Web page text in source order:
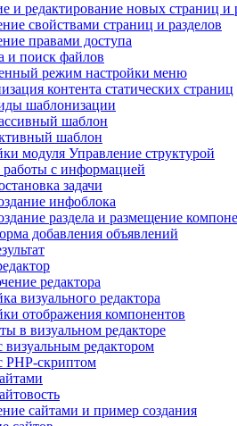
и редактирование новых страниц и
свойствами страниц и разделов
правами доступа
и поиск файлов
режим настройки меню
контента статических страниц
шаблонизации
шаблон
шаблон
модуля Управление структурой
с информацией
задачи
инфоблока
раздела и размещение
добавления объявлений
редактора
визуального редактора
отображения компонентов
в визуальном редакторе
визуальным редактором
PHP-скриптом
сайтами и пример создания